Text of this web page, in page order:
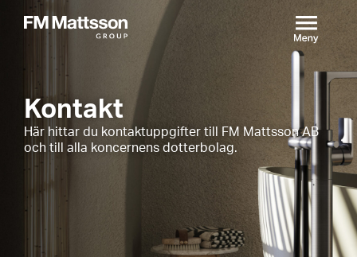
Kontakt
Här hittar du kontaktuppgifter till FM Mattsson AB
och till alla koncernens dotterbolag.